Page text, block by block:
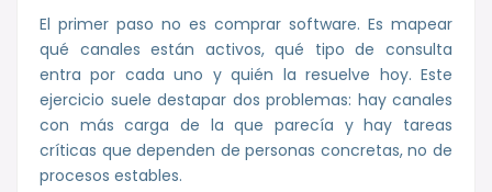
El primer paso no es comprar software. Es mapear
qué canales están activos, qué tipo de consulta
entra por cada uno y quién la resuelve hoy. Este
ejercicio suele destapar dos problemas: hay canales
con más carga de la que parecía y hay tareas
críticas que dependen de personas concretas, no de
procesos estables.